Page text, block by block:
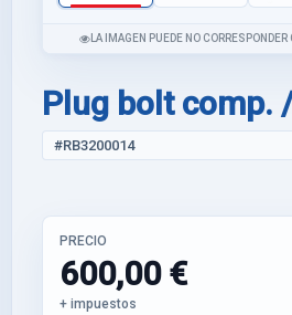
LA IMAGEN PUEDE NO CORRESPONDER
Plug bolt comp.
#RB3200014
PRECIO
600,00 €
+ impuestos